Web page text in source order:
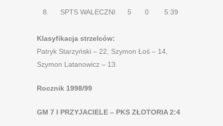
8. SPTS WALECZNI 5 0 5:39
Klasyfikacja strzelców:
Patryk Starzyński – 22, Szymon Łoś – 14,
Szymon Latanowicz – 13.
Rocznik 1998/99
GM 7 I PRZYJACIELE – PKS ZŁOTORIA 2:4